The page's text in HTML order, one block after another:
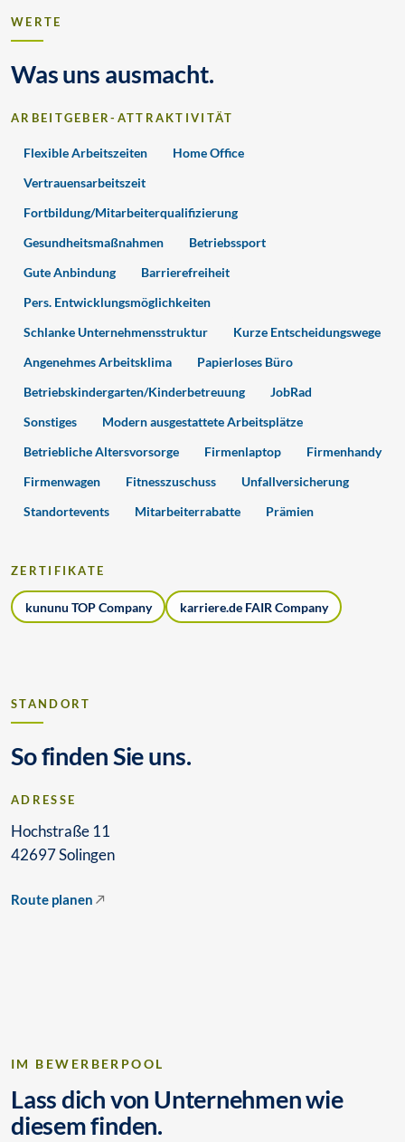
WERTE
Was uns ausmacht.
ARBEITGEBER-ATTRAKTIVITÄT
Flexible Arbeitszeiten
Home Office
Vertrauensarbeitszeit
Fortbildung/Mitarbeiterqualifizierung
Gesundheitsmaßnahmen
Betriebssport
Gute Anbindung
Barrierefreiheit
Pers. Entwicklungsmöglichkeiten
Schlanke Unternehmensstruktur
Kurze Entscheidungswege
Angenehmes Arbeitsklima
Papierloses Büro
Betriebskindergarten/Kinderbetreuung
JobRad
Sonstiges
Modern ausgestattete Arbeitsplätze
Betriebliche Altersvorsorge
Firmenlaptop
Firmenhandy
Firmenwagen
Fitnesszuschuss
Unfallversicherung
Standortevents
Mitarbeiterrabatte Prämien
ZERTIFIKATE
kununu TOP Company karriere.de FAIR Company
STANDORT
So finden Sie uns.
ADRESSE
Hochstraße 11
42697 Solingen
Route planen
IM BEWERBERPOOL
Lass dich von Unternehmen wie
diesem finden.